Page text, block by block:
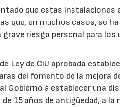
que estas instalaciones
que, en muchos casos, se
riesgo personal para
Ley de CiU aprobada
del fomento de la mejora
Gobierno a establecer una
15 años de antigüedad, a